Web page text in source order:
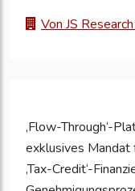
Von JS
‚Flow-Through‘-
exklusives
‚Tax-Credit‘-